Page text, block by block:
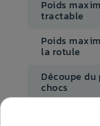
Poids
tractable
Poids
la rotule
Découpe
chocs